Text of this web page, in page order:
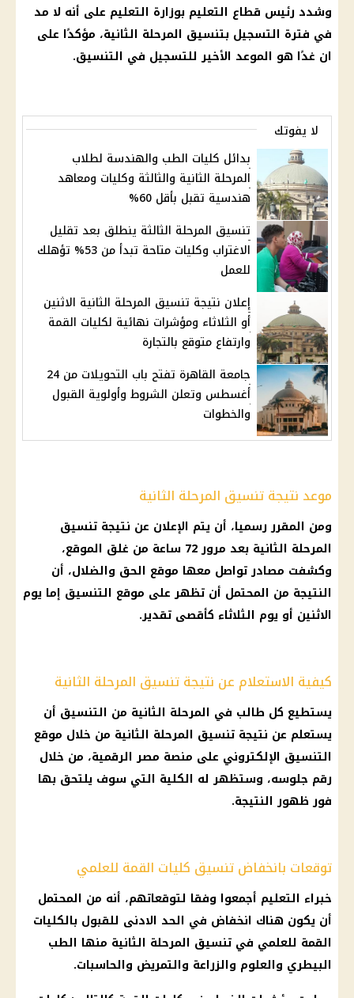
وشدد رئيس قطاع التعليم بوزارة التعليم على أنه لا مد
في فترة التسجيل بتنسيق المرحلة الثانية، مؤكدًا على
ان غدًا هو الموعد الأخير للتسجيل في التنسيق.
لا يفوتك
بدائل كليات الطب والهندسة لطلاب
المرحلة الثانية والثالثة وكليات ومعاهد
هندسية تقبل بأقل 60%
تنسيق المرحلة الثالثة ينطلق بعد تقليل
الاغتراب وكليات متاحة تبدأ من 53% تؤهلك
للعمل
إعلان نتيجة تنسيق المرحلة الثانية الاثنين
أو الثلاثاء ومؤشرات نهائية لكليات القمة
وارتفاع متوقع بالتجارة
جامعة القاهرة تفتح باب التحويلات من 24
أغسطس وتعلن الشروط وأولوية القبول
والخطوات
موعد نتيجة تنسيق المرحلة الثانية
ومن المقرر رسميا، أن يتم الإعلان عن نتيجة تنسيق
المرحلة الثانية
بعد مرور 72 ساعة من غلق الموقع،
وكشفت مصادر تواصل معها موقع الحق والضلال، أن
النتيجة من المحتمل أن تظهر على موقع التنسيق إما يوم
الاثنين أو يوم الثلاثاء كأقصى تقدير.
كيفية الاستعلام عن نتيجة تنسيق المرحلة الثانية
يستطيع كل طالب في المرحلة الثانية من التنسيق أن
يستعلم عن نتيجة تنسيق المرحلة الثانية من خلال موقع
التنسيق الإلكتروني على منصة مصر الرقمية، من خلال
رقم جلوسه، وستظهر له الكلية التي سوف يلتحق بها
فور ظهور النتيجة.
توقعات بانخفاض تنسيق كليات القمة للعلمي
خبراء التعليم أجمعوا وفقا لتوقعاتهم، أنه من المحتمل
أن يكون هناك انخفاض في الحد الادنى للقبول بالكليات
القمة للعلمي في تنسيق المرحلة الثانية منها الطب
البيطري والعلوم والزراعة والتمريض والحاسبات.